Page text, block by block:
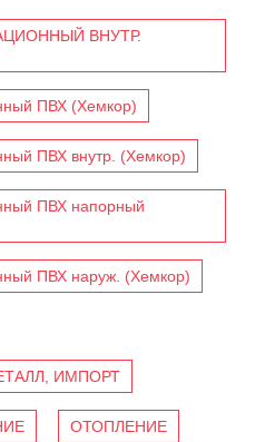
ВНУТР.
ПВХ (Хемкор)
ПВХ внутр. (Хемкор)
ПВХ напорный
ПВХ наруж. (Хемкор)
ИМПОРТ
ОТОПЛЕНИЕ